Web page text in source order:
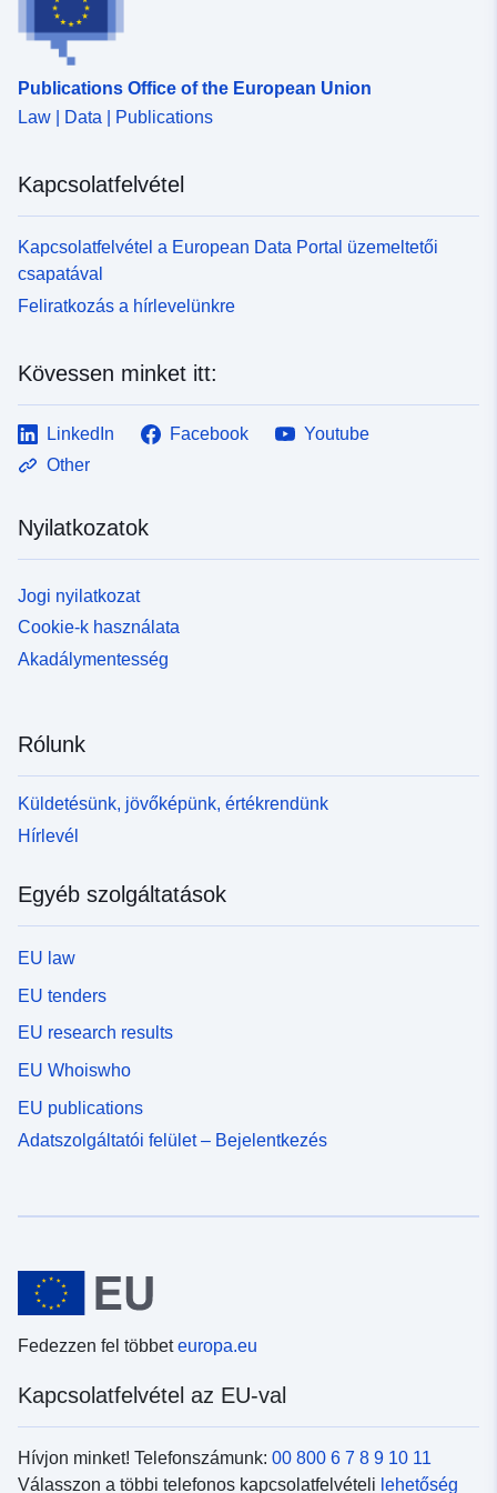
Publications Office of the European Union
Law | Data | Publications
Kapcsolatfelvétel
Kapcsolatfelvétel a European Data Portal üzemeltetői
csapatával
Feliratkozás a hírlevelünkre
Kövessen minket itt:
LinkedIn Facebook
Youtube
Other
Nyilatkozatok
Jogi nyilatkozat
Cookie-k használata
Akadálymentesség
Rólunk
Küldetésünk, jövőképünk, értékrendünk
Hírlevél
Egyéb szolgáltatások
EU law
EU tenders
EU research results
EU Whoiswho
EU publications
Adatszolgáltatói felület – Bejelentkezés
Fedezzen fel többeteuropa.eu
Kapcsolatfelvétel az EU-val
Hívjon minket! Telefonszámunk: 00 800 6 7 8 9 10 11
Válasszon a többi telefonos kapcsolatfelvételi lehetőség